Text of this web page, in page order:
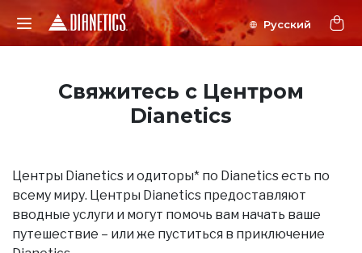
Свяжитесь с Центром
Dianetics
Центры Dianetics и одиторы* по Dianetics есть по
всему миру. Центры Dianetics предоставляют
вводные услуги и могут помочь вам начать ваше
путешествие – или же пуститься в приключение